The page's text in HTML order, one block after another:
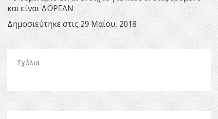
και είναι ΔΩΡΕΑΝ
Δημοσιεύτηκε στις 29 Μαΐου, 2018
Σχόλια